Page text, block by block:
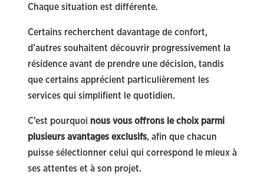
Chaque situation est différente.
Certains recherchent davantage de confort,
d’autres souhaitent découvrir progressivement la
résidence avant de prendre une décision, tandis
que certains apprécient particulièrement les
services qui simplifient le quotidien.
C’est pourquoi nous vous offrons le choix parmi
plusieurs avantages exclusifs, afin que chacun
puisse sélectionner celui qui correspond le mieux à
ses attentes et à son projet.